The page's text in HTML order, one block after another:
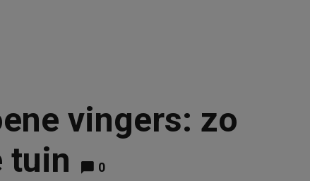
vingers: zo
tuin
0